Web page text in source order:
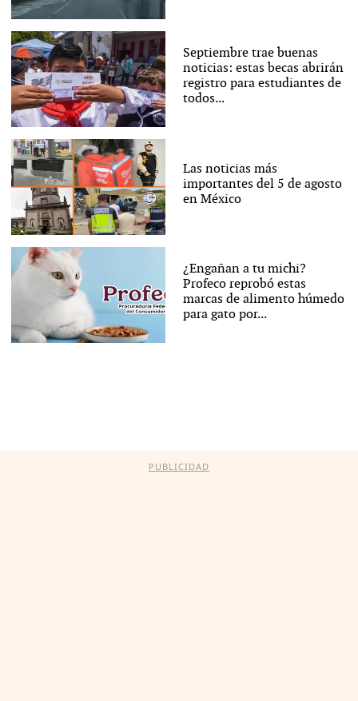
Septiembre trae buenas
noticias: estas becas abrirán
registro para estudiantes de
todos...
Las noticias más
importantes del 5 de agosto
en México
¿Engañan a tu michi?
Profeco reprobó estas
marcas de alimento húmedo
para gato por...
PUBLICIDAD